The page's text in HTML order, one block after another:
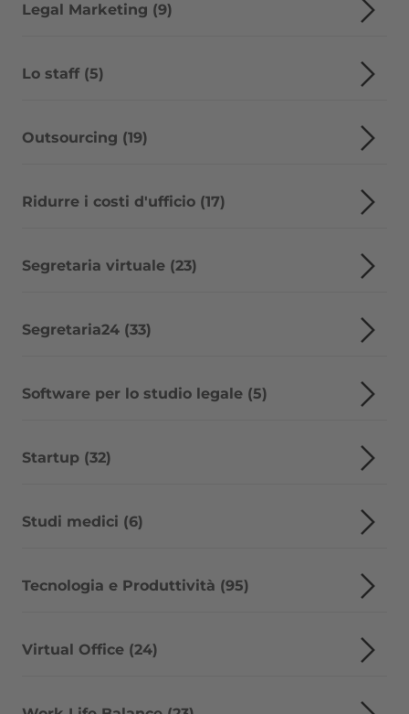
Legal Marketing (9)
Lo staff (5)
Outsourcing (19)
Ridurre i costi d'ufficio (17)
Segretaria virtuale (23)
Segretaria24 (33)
Software per lo studio legale (5)
Startup (32)
Studi medici (6)
Tecnologia e Produttività (95)
Virtual Office (24)